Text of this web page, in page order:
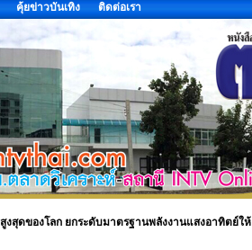
คุ้ยข่าวบันเทิง ติดต่อเรา
งสุดของโลก ยกระดับมาตรฐานพลังงานแสงอาทิตย์ให้